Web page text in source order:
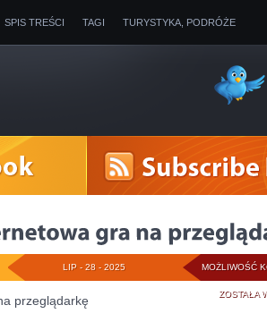
SPIS TREŚCI TAGI TURYSTYKA, PODRÓŻE
MOŻLIWOŚĆ
ZOSTAŁA
LIP - 28 - 2025
przeglądarkę